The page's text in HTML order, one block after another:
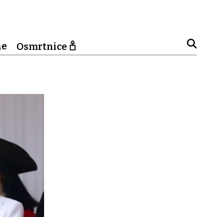
Osmrtnice